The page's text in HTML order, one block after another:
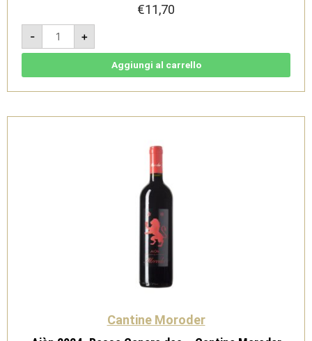
€11,70
-
Aiòn
2023-
Rosso
Conero
Moroder
+
Aggiungi al carrello
Cantine Moroder